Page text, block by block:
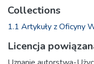
Collections
1.1 Artykuły z Oficyny
Licencja